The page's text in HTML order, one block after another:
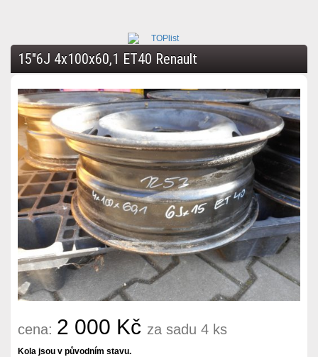
15"6J 4x100x60,1 ET40 Renault
cena: 2 000 Kč za sadu 4 ks
Kola jsou v původním stavu.